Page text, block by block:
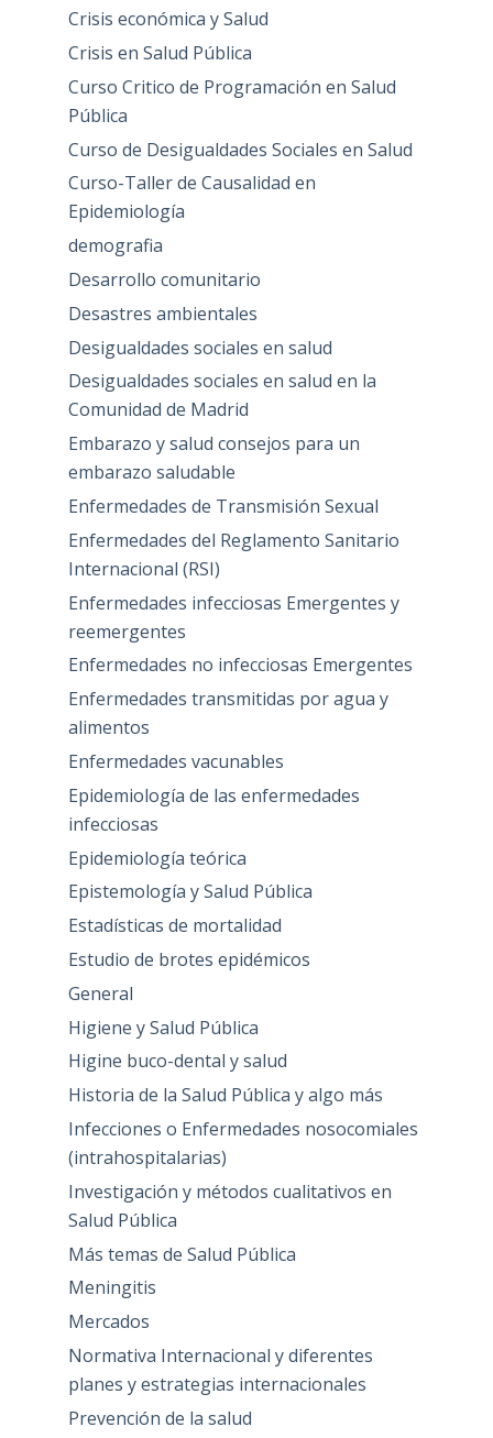
Crisis económica y Salud
Crisis en Salud Pública
Curso Critico de Programación en Salud
Pública
Curso de Desigualdades Sociales en Salud
Curso-Taller de Causalidad en
Epidemiología
demografia
Desarrollo comunitario
Desastres ambientales
Desigualdades sociales en salud
Desigualdades sociales en salud en la
Comunidad de Madrid
Embarazo y salud consejos para un
embarazo saludable
Enfermedades de Transmisión Sexual
Enfermedades del Reglamento Sanitario
Internacional (RSI)
Enfermedades infecciosas Emergentes y
reemergentes
Enfermedades no infecciosas Emergentes
Enfermedades transmitidas por agua y
alimentos
Enfermedades vacunables
Epidemiología de las enfermedades
infecciosas
Epidemiología teórica
Epistemología y Salud Pública
Estadísticas de mortalidad
Estudio de brotes epidémicos
General
Higiene y Salud Pública
Higine buco-dental y salud
Historia de la Salud Pública y algo más
Infecciones o Enfermedades nosocomiales
(intrahospitalarias)
Investigación y métodos cualitativos en
Salud Pública
Más temas de Salud Pública
Meningitis
Mercados
Normativa Internacional y diferentes
planes y estrategias internacionales
Prevención de la salud